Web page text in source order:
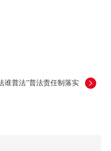
谁普法”普法责任制落实